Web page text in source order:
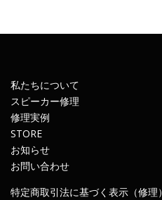
私たちについて
スピーカー修理
修理実例
STORE
お知らせ
お問い合わせ
特定商取引法に基づく表示（修理）